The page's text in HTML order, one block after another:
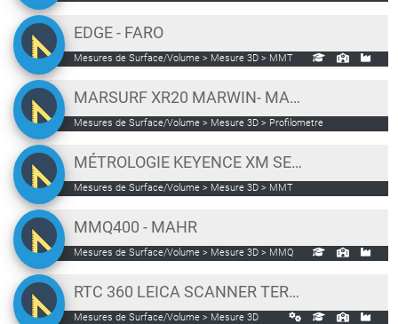
EDGE - FARO
Mesures de Surface/Volume > Mesure 3D > MMT
MARSURF XR20 MARWIN- MAHR
Mesures de Surface/Volume > Mesure 3D > Profilometre
MÉTROLOGIE KEYENCE XM SERIES
Mesures de Surface/Volume > Mesure 3D > MMT
MMQ400 - MAHR
Mesures de Surface/Volume > Mesure 3D > MMQ
RTC 360 LEICA SCANNER TERRESTRE
Mesures de Surface/Volume > Mesure 3D